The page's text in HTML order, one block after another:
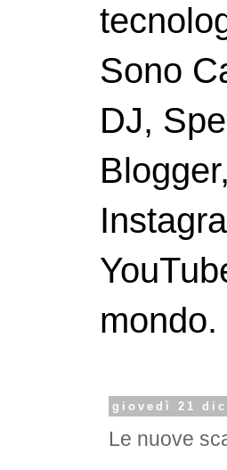
Sono
DJ,
mondo.
giovedì 21
Le nuove